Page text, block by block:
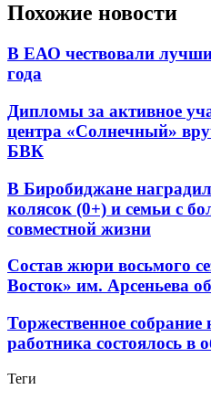
Похожие новости
В ЕАО чествовали
года
Дипломы за активное
центра «Солнечный»
БВК
В Биробиджане
колясок (0+) и семьи с
совместной жизни
Состав жюри восьмого
Восток» им. Арсеньева
Торжественное
работника состоялось в
Теги